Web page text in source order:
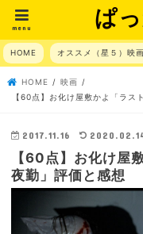
ぱ
menu
HOME オススメ（星５）映画
HOME
映画
【60点】お化け屋敷かよ「ラス
2017.11.16
【60点】お化け屋
夜勤」評価と感想